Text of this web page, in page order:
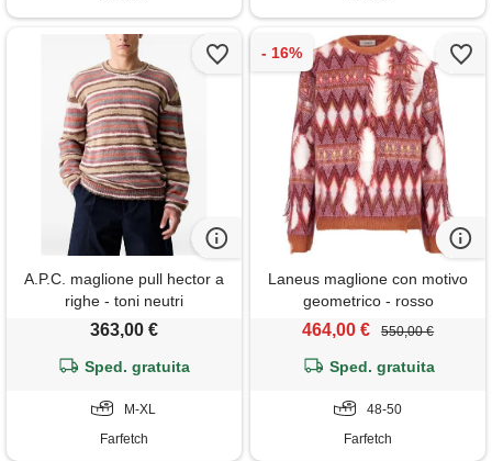
A.P.C. maglione pull hector a
righe - toni neutri
363,00 €
Sped. gratuita
M-XL
Farfetch
Laneus maglione con motivo
geometrico - rosso
464,00 € 550,00 €
Sped. gratuita
48-50
Farfetch